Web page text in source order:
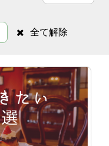
全て解除